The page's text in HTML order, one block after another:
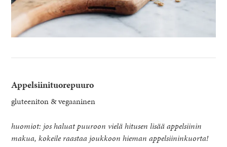
Appelsiinituorepuuro
gluteeniton & vegaaninen
huomiot: jos haluat puuroon vielä hitusen lisää appelsiinin
makua, kokeile raastaa joukkoon hieman appelsiininkuorta!